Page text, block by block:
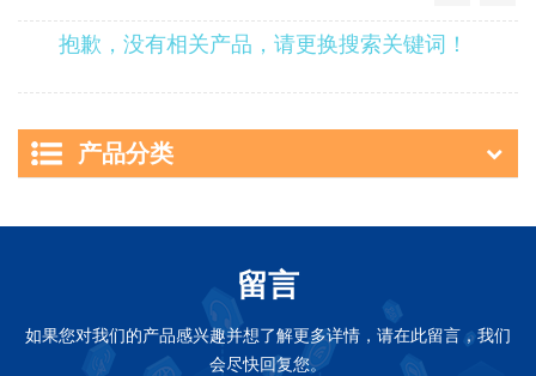
抱歉，没有相关产品，请更换搜索关键词！
产品分类
留言
如果您对我们的产品感兴趣并想了解更多详情，请在此留言，我们
会尽快回复您。